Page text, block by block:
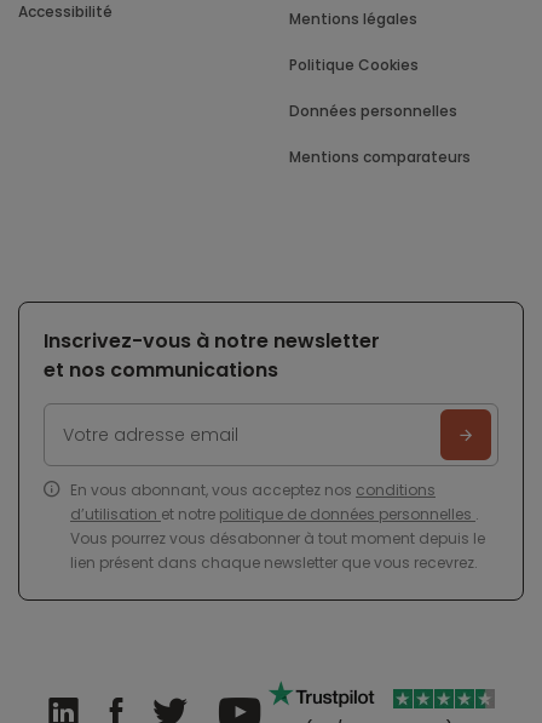
Accessibilité Mentions légales
Politique Cookies
Données personnelles
Mentions comparateurs
Inscrivez-vous à notre newsletter
et nos communications
En vous abonnant, vous acceptez nos conditions
d’utilisation et notre politique de données personnelles .
Vous pourrez vous désabonner à tout moment depuis le
lien présent dans chaque newsletter que vous recevrez.